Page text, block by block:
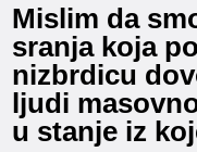
Mislim da
sranja koja
nizbrdicu
ljudi
u stanje iz